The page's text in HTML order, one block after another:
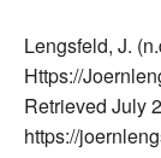
Lengsfeld, J.
Https://
Retrieved July
https://